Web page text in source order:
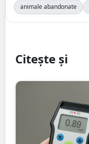
animale abandonate
Citește și